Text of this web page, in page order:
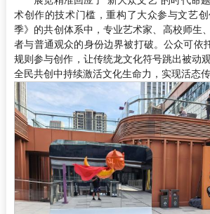
术创作的技术门槛，重构了大众参与文艺
季》的共创体系中，专业艺术家、高校师生
者与普通观众的身份边界被打破。公众可依
规则参与创作，让传统龙文化符号跳出被动
全民共创中持续激活文化生命力，实现活态传